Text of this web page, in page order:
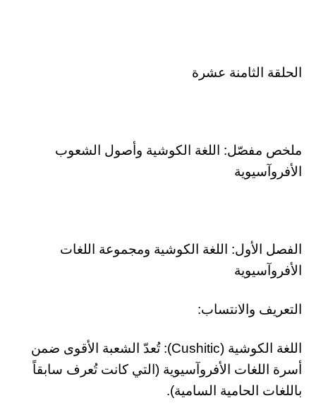
الحلقة الثامنة عشرة
ملخص مفصّل: اللغة الكوشية وأصول الشعوب
الأفروآسيوية
الفصل الأول: اللغة الكوشية ومجموعة اللغات
الأفروآسيوية
التعريف والانتساب:
اللغة الكوشية (Cushitic): تُعدّ الشعبة الأقوى ضمن
أسرة اللغات الأفروآسيوية (التي كانت تُعرف سابقاً
باللغات الحامية السامية).